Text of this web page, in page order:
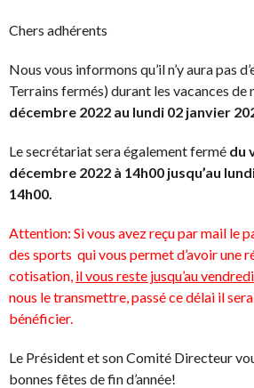
Chers adhérents
Nous vous informons qu’il n’y aura pas
Terrains fermés) durant les vacances de
décembre 2022 au lundi 02 janvier
Le secrétariat sera également fermé du
décembre 2022 à 14h00 jusqu’au
14h00.
Attention: Si vous avez reçu par mail le
des sports qui vous permet d’avoir une
cotisation, il vous reste jusqu’au
nous le transmettre, passé ce délai il
bénéficier.
Le Président et son Comité Directeur
bonnes fêtes de fin d’année!